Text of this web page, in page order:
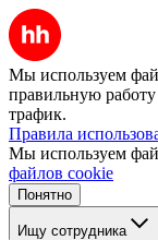
Мы используем
правильную работу
трафик.
Правила
Мы используем
файлов cookie
Понятно
Ищу сотрудника